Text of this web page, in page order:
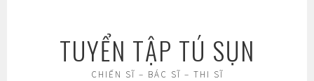
TUYỂN TẬP TÚ SỤN
CHIẾN SĨ – BÁC SĨ – THI SĨ